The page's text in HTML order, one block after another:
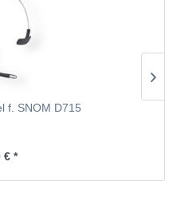
f. SNOM D715
€ *